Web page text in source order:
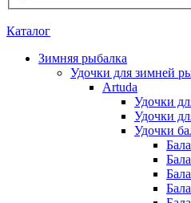
Каталог
Зимняя рыбалка
Удочки для зимней
Artuda
Удочки
Удочки
Удочки